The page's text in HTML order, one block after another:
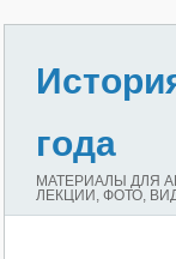
года
МАТЕРИАЛЫ ДЛЯ
ЛЕКЦИИ, ФОТО,